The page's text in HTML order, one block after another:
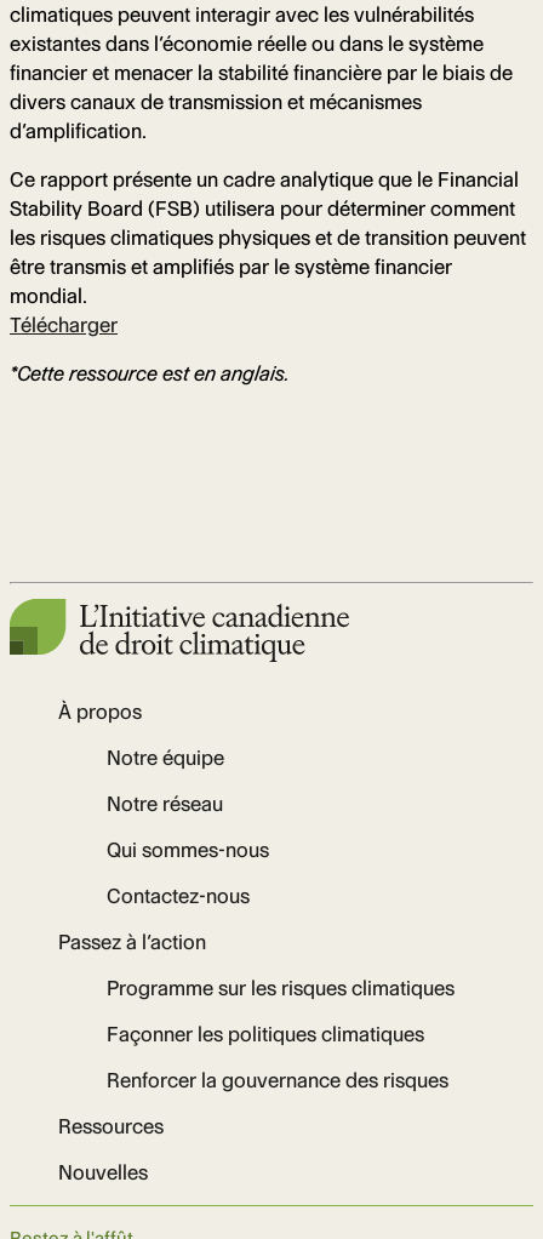
climatiques peuvent interagir avec les vulnérabilités
existantes dans l’économie réelle ou dans le système
financier et menacer la stabilité financière par le biais de
divers canaux de transmission et mécanismes
d’amplification.
Ce rapport présente un cadre analytique que le Financial
Stability Board (FSB) utilisera pour déterminer comment
les risques climatiques physiques et de transition peuvent
être transmis et amplifiés par le système financier
mondial.
Télécharger
*Cette ressource est en anglais.
À propos
Notre équipe
Notre réseau
Qui sommes-nous
Contactez-nous
Passez à l’action
Programme sur les risques climatiques
Façonner les politiques climatiques
Renforcer la gouvernance des risques
Ressources
Nouvelles